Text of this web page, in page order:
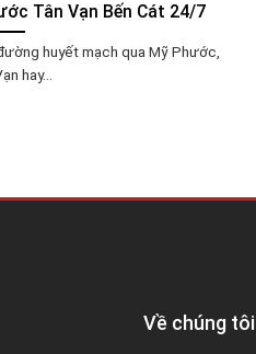
Tân Vạn Bến Cát 24/7
huyết mạch qua Mỹ Phước,
hay...
Về chúng tôi